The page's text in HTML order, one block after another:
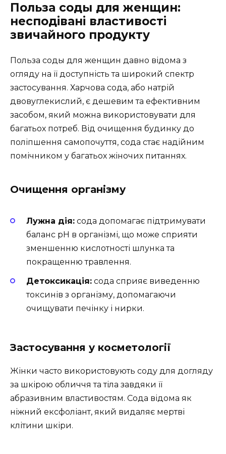
Польза соды для женщин:
несподівані властивості
звичайного продукту
Польза соды для женщин давно відома з
огляду на її доступність та широкий спектр
застосування. Харчова сода, або натрій
двовуглекислий, є дешевим та ефективним
засобом, який можна використовувати для
багатьох потреб. Від очищення будинку до
поліпшення самопочуття, сода стає надійним
помічником у багатьох жіночих питаннях.
Очищення організму
Лужна дія: сода допомагає підтримувати
баланс pH в організмі, що може сприяти
зменшенню кислотності шлунка та
покращенню травлення.
Детоксикація: сода сприяє виведенню
токсинів з організму, допомагаючи
очищувати печінку і нирки.
Застосування у косметології
Жінки часто використовують соду для догляду
за шкірою обличчя та тіла завдяки її
абразивним властивостям. Сода відома як
ніжний ексфоліант, який видаляє мертві
клітини шкіри.